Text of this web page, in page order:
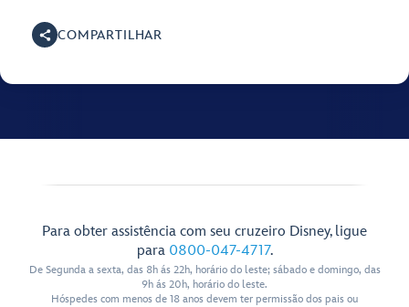
COMPARTILHAR
Para obter assistência com seu cruzeiro Disney, ligue
para 0800-047-4717.
De Segunda a sexta, das 8h ás 22h, horário do leste; sábado e domingo, das
9h ás 20h, horário do leste.
Hóspedes com menos de 18 anos devem ter permissão dos pais ou